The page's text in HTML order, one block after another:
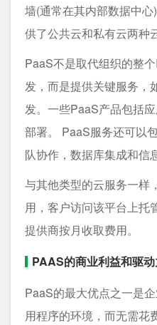
墙(通常在其内部数据中
供了公共云和私有云两种
PaaS不是取代组织的整
发，而是提供关键服务，
发。一些PaaS产品包括
部署。 PaaS服务还可以
队协作，数据库集成和信
与其他类型的云服务一样
用，客户访问该平台上托
提供商按月收取费用。
PAAS的商业利益和驱动
PaaS的最大优点之一是
用程序的环境，而无需花